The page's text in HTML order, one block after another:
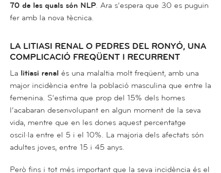
70 de les quals són NLP. Ara s’espera que 30 es puguin
fer amb la nova tècnica.
LA LITIASI RENAL O PEDRES DEL RONYÓ, UNA
COMPLICACIÓ FREQÜENT I RECURRENT
La litiasi renal és una malaltia molt freqüent, amb una
major incidència entre la població masculina que entre la
femenina. S’estima que prop del 15% dels homes
l’acabaran desenvolupant en algun moment de la seva
vida, mentre que en les dones aquest percentatge
oscil·la entre el 5 i el 10%. La majoria dels afectats són
adultes joves, entre 15 i 45 anys.
Però fins i tot més important que la seva incidència és el